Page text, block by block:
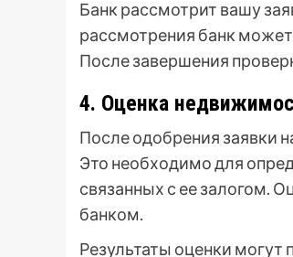
Банк рассмотрит вашу
рассмотрения банк
После завершения
4. Оценка
После одобрения заявки
Это необходимо для
связанных с ее залогом.
банком.
Результаты оценки могут